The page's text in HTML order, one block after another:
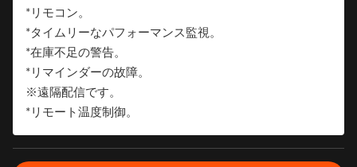
を追加できます
ブランド。
*リモコン。
*タイムリーなパフォーマンス監視。
*在庫不足の警告。
*リマインダーの故障。
※遠隔配信です。
*リモート温度制御。